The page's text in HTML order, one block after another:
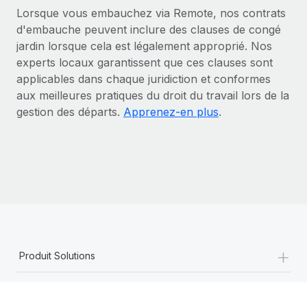
Lorsque vous embauchez via Remote, nos contrats
d'embauche peuvent inclure des clauses de congé
jardin lorsque cela est légalement approprié. Nos
experts locaux garantissent que ces clauses sont
applicables dans chaque juridiction et conformes
aux meilleures pratiques du droit du travail lors de la
gestion des départs. Apprenez-en plus.
Produit Solutions +